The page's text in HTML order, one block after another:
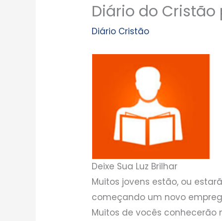
Diário do
Diário Cristão
Deixe Sua Luz Brilhar
Muitos jovens estão, ou
começando um novo
Muitos de vocês